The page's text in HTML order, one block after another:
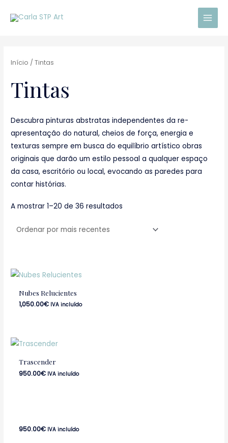
Main
Início / Tintas
Tintas
Descubra pinturas abstratas independentes da re-
apresentação do natural, cheios de força, energia e
texturas sempre em busca do equilíbrio artístico obras
originais que darão um estilo pessoal a qualquer espaço
da casa, escritório ou local, evocando as paredes para
contar histórias.
A mostrar 1–20 de 36 resultados
Nubes Relucientes
1,050.00€ IVA incluído
Trascender
950.00€ IVA incluído
950.00€ IVA incluído